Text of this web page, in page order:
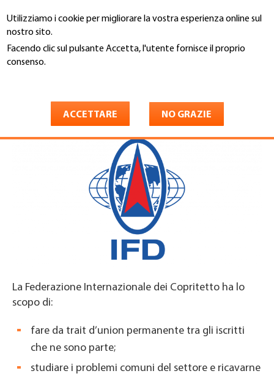
Utilizziamo i cookie per migliorare la vostra esperienza online sul
nostro sito.
Facendo clic sul pulsante Accetta, l'utente fornisce il proprio
consenso.
ACCETTARE NO GRAZIE
al
contenuto
principale
You
La Federazione Internazionale dei Copritetto ha lo
scopo di:
fare da trait d’union permanente tra gli iscritti
che ne sono parte;
studiare i problemi comuni del settore e ricavarne